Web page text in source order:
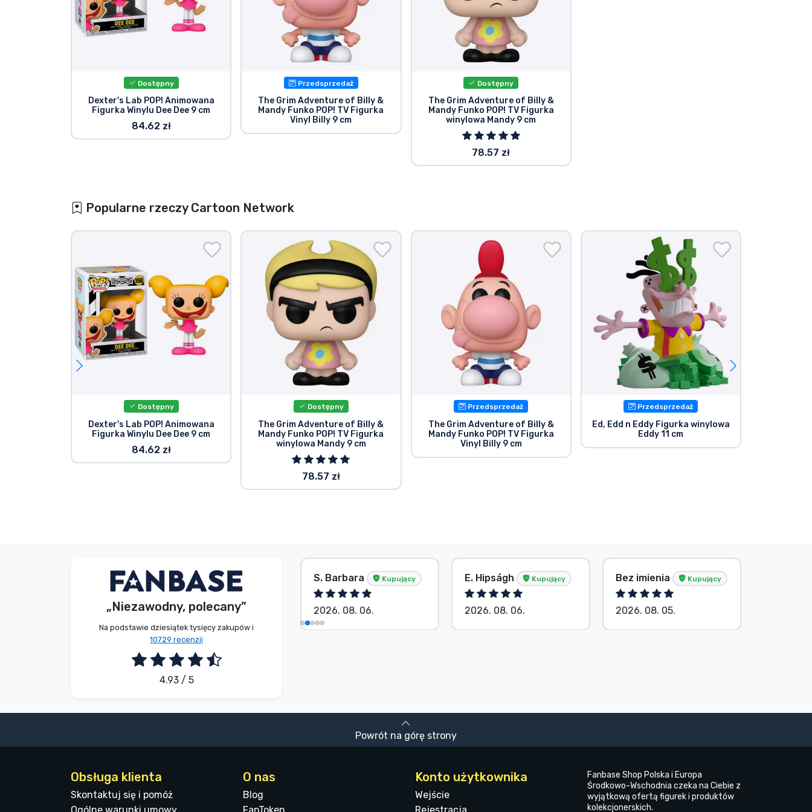
Dostępny
Dexter's Lab POP! Animowana
Figurka Winylu Dee Dee 9 cm
84.62 zł
Przedsprzedaż
The Grim Adventure of Billy &
Mandy Funko POP! TV Figurka
Vinyl Billy 9 cm
Dostępny
The Grim Adventure of Billy &
Mandy Funko POP! TV Figurka
winylowa Mandy 9 cm
78.57 zł
Popularne rzeczy Cartoon Network
Dostępny
Dexter's Lab POP! Animowana
Figurka Winylu Dee Dee 9 cm
84.62 zł
Dostępny
The Grim Adventure of Billy &
Mandy Funko POP! TV Figurka
winylowa Mandy 9 cm
78.57 zł
Przedsprzedaż
The Grim Adventure of Billy &
Mandy Funko POP! TV Figurka
Vinyl Billy 9 cm
Przedsprzedaż
Ed, Edd n Eddy Figurka winylowa
Eddy 11 cm
„Niezawodny, polecany”
Na podstawie dziesiątek tysięcy zakupów i
10729 recenzji
4.93 / 5
V. Éva Kupujący
2026. 08. 06.
S. Barbara Kupujący
2026. 08. 06.
E. Hipságh Kupujący
2026. 08. 06.
Bez imienia Kupujący
2026. 08. 05.
Powrót na górę strony
Obsługa klienta
Skontaktuj się i pomóż
O nas
Blog
Konto użytkownika
Wejście
Fanbase Shop Polska i Europa
Środkowo-Wschodnia czeka na Ciebie z
wyjątkową ofertą figurek i produktów
kolekcjonerskich.